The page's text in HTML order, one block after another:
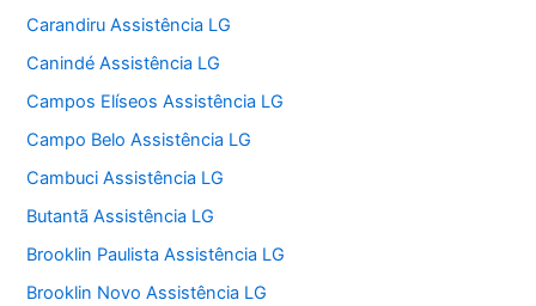
Carandiru Assistência LG
Canindé Assistência LG
Campos Elíseos Assistência LG
Campo Belo Assistência LG
Cambuci Assistência LG
Butantã Assistência LG
Brooklin Paulista Assistência LG
Brooklin Novo Assistência LG